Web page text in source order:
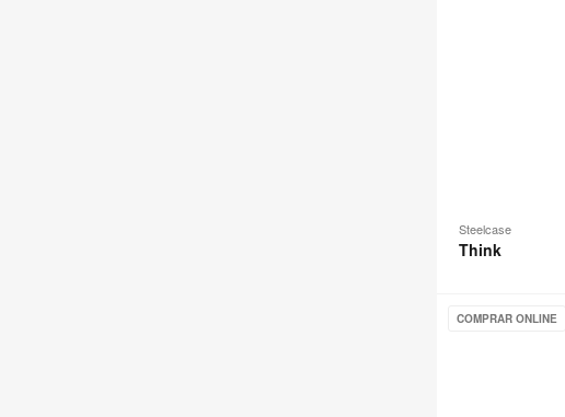
Steelcase
Think
Series
COMPRAR ONLINE